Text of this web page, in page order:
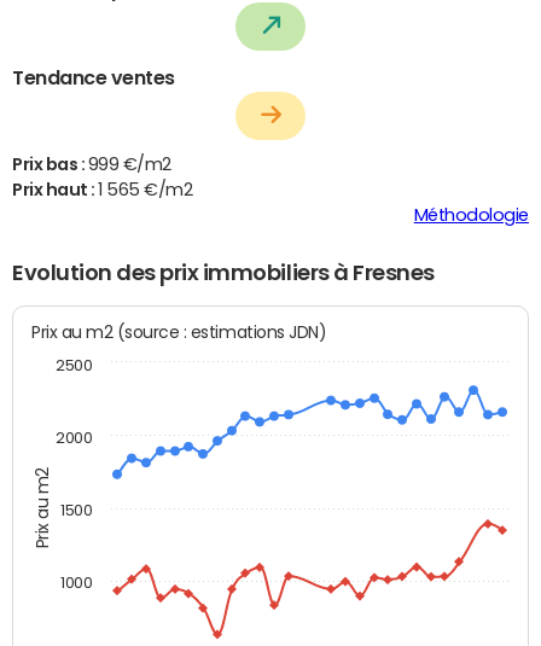
Tendance ventes
Prix bas : 999 €/m2
Prix haut :
1 565 €/m2
Méthodologie
Evolution des prix immobiliers à Fresnes
Prix au m2
Prix au m2 (source : estimations JDN)
1000
1500
2000
2500